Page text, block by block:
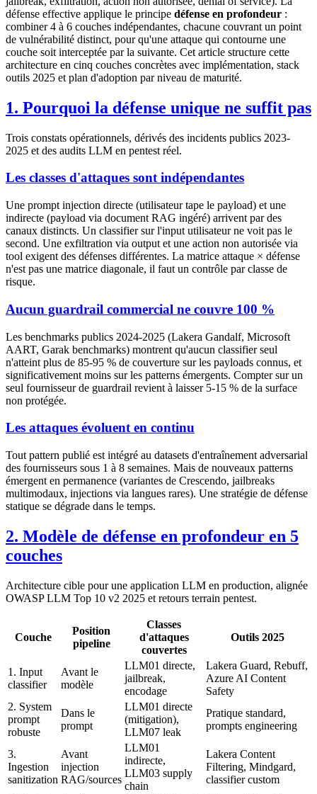
défense effective applique le principe défense en profondeur :
combiner 4 à 6 couches indépendantes, chacune couvrant un point
de vulnérabilité distinct, pour qu'une attaque qui contourne une
couche soit interceptée par la suivante. Cet article structure cette
architecture en cinq couches concrètes avec implémentation, stack
outils 2025 et plan d'adoption par niveau de maturité.
1. Pourquoi la défense unique ne suffit pas
Trois constats opérationnels, dérivés des incidents publics 2023-
2025 et des audits LLM en pentest réel.
Les classes d'attaques sont indépendantes
Une prompt injection directe (utilisateur tape le payload) et une
indirecte (payload via document RAG ingéré) arrivent par des
canaux distincts. Un classifier sur l'input utilisateur ne voit pas le
second. Une exfiltration via output et une action non autorisée via
tool exigent des défenses différentes. La matrice attaque × défense
n'est pas une matrice diagonale, il faut un contrôle par classe de
risque.
Aucun guardrail commercial ne couvre 100 %
Les benchmarks publics 2024-2025 (Lakera Gandalf, Microsoft
AART, Garak benchmarks) montrent qu'aucun classifier seul
n'atteint plus de 85-95 % de couverture sur les payloads connus, et
significativement moins sur les patterns émergents. Compter sur un
seul fournisseur de guardrail revient à laisser 5-15 % de la surface
non protégée.
Les attaques évoluent en continu
Tout pattern publié est intégré au datasets d'entraînement adversarial
des fournisseurs sous 1 à 8 semaines. Mais de nouveaux patterns
émergent en permanence (variantes de Crescendo, jailbreaks
multimodaux, injections via langues rares). Une stratégie de défense
statique se dégrade dans le temps.
2. Modèle de défense en profondeur en 5
couches
Architecture cible pour une application LLM en production, alignée
OWASP LLM Top 10 v2 2025 et retours terrain pentest.
Couche
Position
pipeline
Classes
d'attaques
couvertes
Outils 2025
1. Input
classifier
Avant le
modèle
LLM01 directe,
jailbreak,
encodage
Lakera Guard, Rebuff,
Azure AI Content
Safety
2. System
prompt
robuste
Dans le
prompt
LLM01 directe
(mitigation),
LLM07 leak
Pratique standard,
prompts engineering
3.
Ingestion
sanitization
Avant
injection
RAG/sources
LLM01
indirecte,
LLM03 supply
chain
Lakera Content
Filtering, Mindgard,
classifier custom